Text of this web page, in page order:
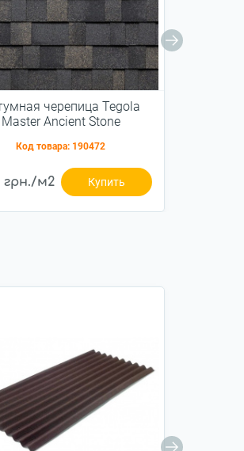
черепица Tegola
Master Ancient Stone
Код товара: 190472
грн./м2 Купить